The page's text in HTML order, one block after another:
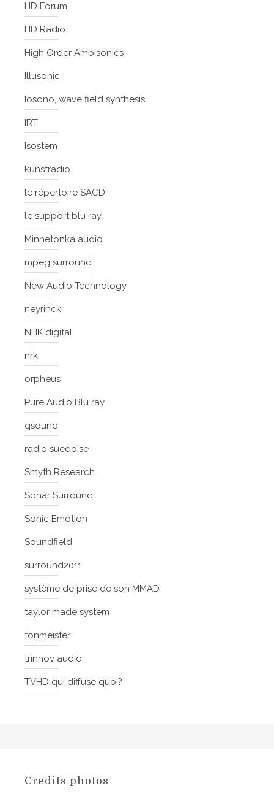
HD Forum
HD Radio
High Order Ambisonics
Illusonic
Iosono, wave field synthesis
IRT
Isostem
kunstradio
le répertoire SACD
le support blu ray
Minnetonka audio
mpeg surround
New Audio Technology
neyrinck
NHK digital
nrk
orpheus
Pure Audio Blu ray
qsound
radio suedoise
Smyth Research
Sonar Surround
Sonic Emotion
Soundfield
surround2011
système de prise de son MMAD
taylor made system
tonmeister
trinnov audio
TVHD qui diffuse quoi?
Credits photos